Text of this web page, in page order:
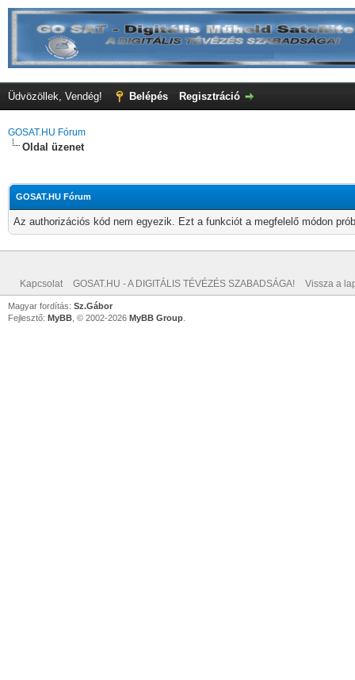
Üdvözöllek, Vendég! Belépés Regisztráció
GOSAT.HU Fórum
Oldal üzenet
GOSAT.HU Fórum
Az authorizációs kód nem egyezik. Ezt a funkciót a megfelelő módon
Kapcsolat GOSAT.HU - A DIGITÁLIS TÉVÉZÉS SZABADSÁGA! Vissza a
Magyar fordítás: Sz.Gábor
Fejlesztő: MyBB , © 2002-2026 MyBB Group